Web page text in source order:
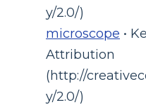
y/2.0/)
microscope •
Attribution
(http://
y/2.0/)